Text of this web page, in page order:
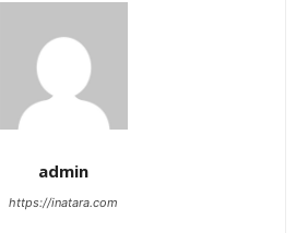
admin
https://inatara.com